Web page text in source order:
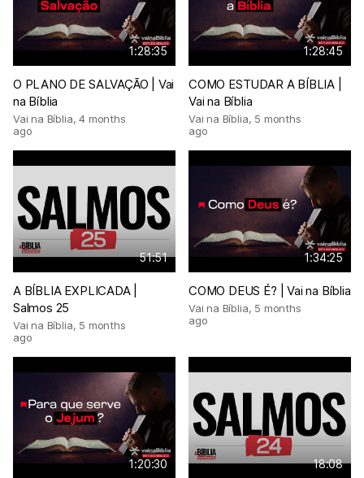
1:28:35
O PLANO DE SALVAÇÃO | Vai
na Bíblia
Vai na Bíblia,4 months
ago
1:28:45
COMO ESTUDAR A BÍBLIA |
Vai na Bíblia
Vai na Bíblia, 5 months
ago
51:51
A BÍBLIA EXPLICADA |
Salmos 25
Vai na Bíblia, 5 months
ago
1:34:25
COMO DEUS É? | Vai na Bíblia
Vai na Bíblia, 5 months
ago
1:20:30 18:08